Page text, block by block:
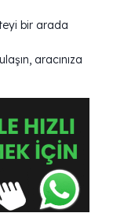
bir arada
aracınıza